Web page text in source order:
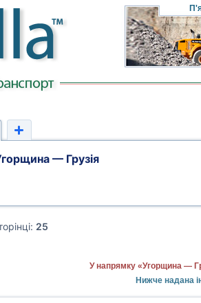
— Грузія
25
У напрямку «Угорщина —
Нижче надана